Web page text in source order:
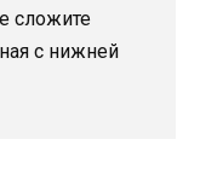
сложите
с нижней